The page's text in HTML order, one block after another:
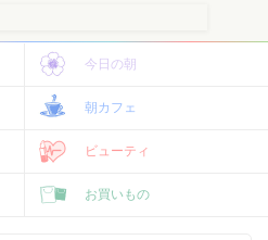
今日の朝
朝カフェ
ビューティ
お買いもの